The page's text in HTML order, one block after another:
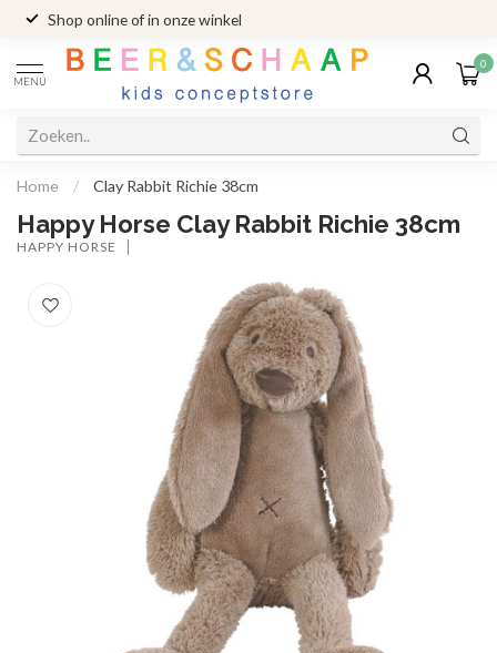
Shop online of in onze winkel
MENU
0
Home / Clay Rabbit Richie 38cm
Happy Horse Clay Rabbit Richie 38cm
HAPPY HORSE